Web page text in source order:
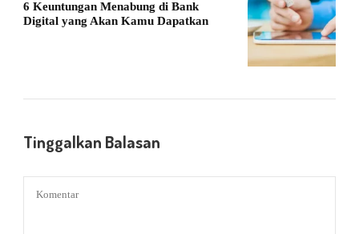
6 Keuntungan Menabung di Bank
Digital yang Akan Kamu Dapatkan
Tinggalkan Balasan